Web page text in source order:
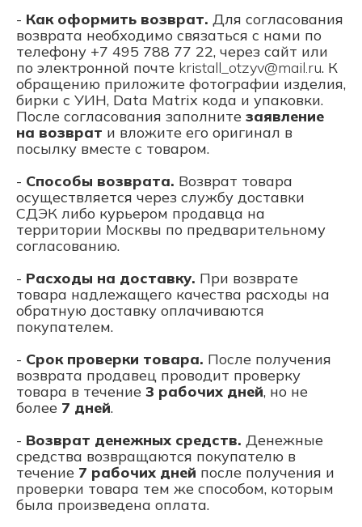
- Как оформить возврат. Для согласования
возврата необходимо связаться с нами по
телефону +7 495 788 77 22, через сайт или
по электронной почте kristall_otzyv@mail.ru. К
обращению приложите фотографии изделия,
бирки с УИН, Data Matrix кода и упаковки.
После согласования заполните заявление
на возврат и вложите его оригинал в
посылку вместе с товаром.
- Способы возврата. Возврат товара
осуществляется через службу доставки
СДЭК либо курьером продавца на
территории Москвы по предварительному
согласованию.
- Расходы на доставку. При возврате
товара надлежащего качества расходы на
обратную доставку оплачиваются
покупателем.
- Срок проверки товара. После получения
возврата продавец проводит проверку
товара в течение 3 рабочих дней, но не
более 7 дней.
- Возврат денежных средств. Денежные
средства возвращаются покупателю в
течение 7 рабочих дней после получения и
проверки товара тем же способом, которым
была произведена оплата.